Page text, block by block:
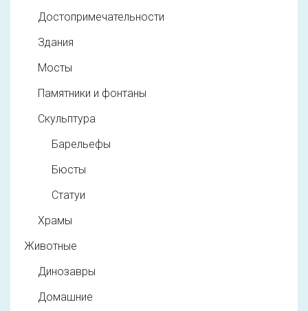
Достопримечательности
Здания
Мосты
Памятники и фонтаны
Скульптура
Барельефы
Бюсты
Статуи
Храмы
Животные
Динозавры
Домашние